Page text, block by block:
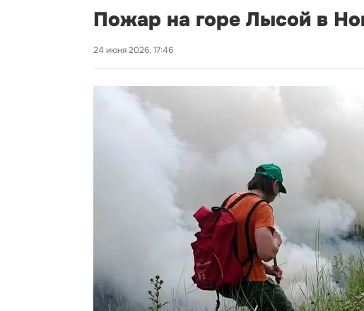
Пожар на горе Лысой в
24 июня 2026, 17:46